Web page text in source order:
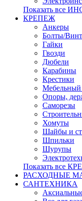
Показать все
КРЕПЕЖ
Анкеры
Болты/
Гайки
Гвозди
Дюбели
Карабины
Крестики
Мебельный
Опоры,
Саморезы
Хомуты
Шайбы и
Шпильки
Шурупы
Показать все
РАСХОДНЫЕ
САНТЕХНИКА